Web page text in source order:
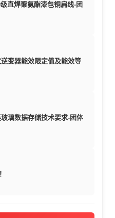
直焊聚氨酯漆包铜扁线-团
变器能效限定值及能效等
璃数据存储技术要求-团体